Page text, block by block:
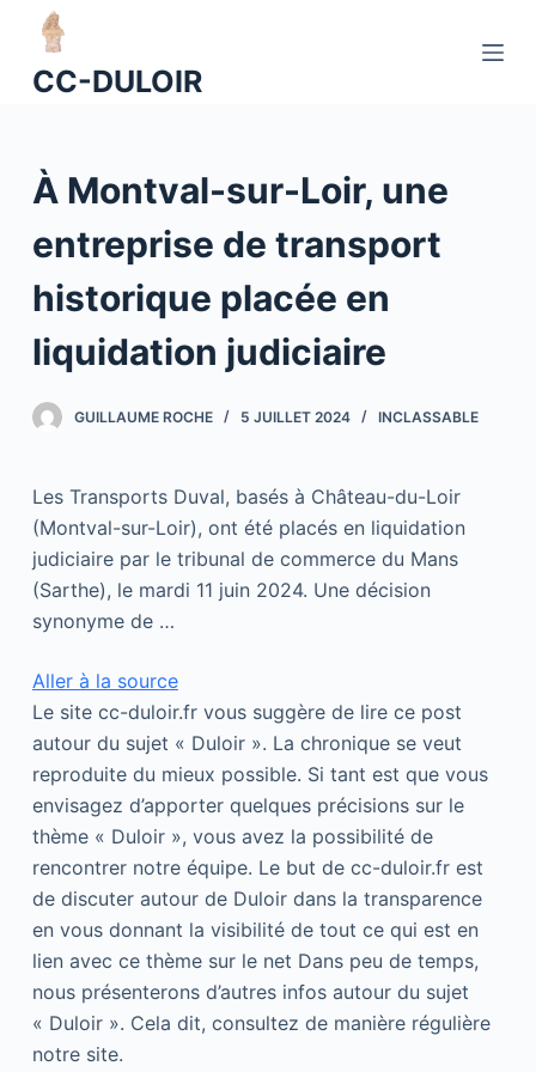
u
o
n
CC-DULOIR
À Montval-sur-Loir, une
entreprise de transport
historique placée en
liquidation judiciaire
GUILLAUME ROCHE 5 JUILLET 2024 INCLASSABLE
Les Transports Duval, basés à Château-du-Loir
(Montval-sur-Loir), ont été placés en liquidation
judiciaire par le tribunal de commerce du Mans
(Sarthe), le mardi 11 juin 2024. Une décision
synonyme de …
Aller à la source
Le site cc-duloir.fr vous suggère de lire ce post
autour du sujet « Duloir ». La chronique se veut
reproduite du mieux possible. Si tant est que vous
envisagez d’apporter quelques précisions sur le
thème « Duloir », vous avez la possibilité de
rencontrer notre équipe. Le but de cc-duloir.fr est
de discuter autour de Duloir dans la transparence
en vous donnant la visibilité de tout ce qui est en
lien avec ce thème sur le net Dans peu de temps,
nous présenterons d’autres infos autour du sujet
« Duloir ». Cela dit, consultez de manière régulière
notre site.